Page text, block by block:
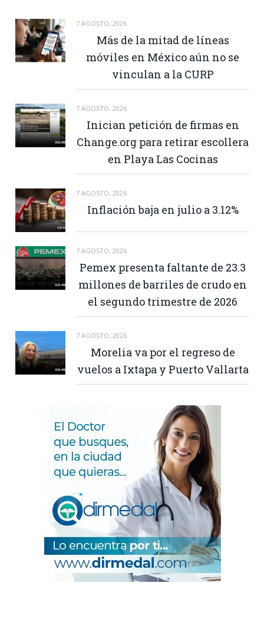
7 AGOSTO, 2026
Más de la mitad de líneas
móviles en México aún no se
vinculan a la CURP
7 AGOSTO, 2026
Inician petición de firmas en
Change.org para retirar escollera
en Playa Las Cocinas
7 AGOSTO, 2026
Inflación baja en julio a 3.12%
7 AGOSTO, 2026
Pemex presenta faltante de 23.3
millones de barriles de crudo en
el segundo trimestre de 2026
7 AGOSTO, 2026
Morelia va por el regreso de
vuelos a Ixtapa y Puerto Vallarta